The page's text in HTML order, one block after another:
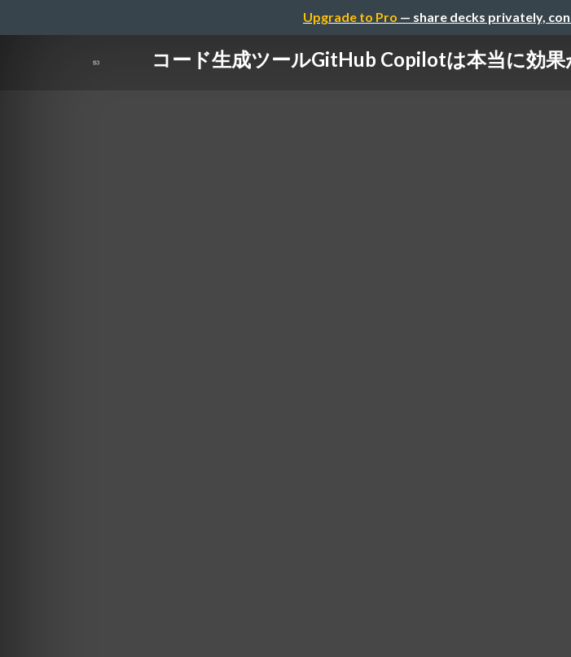
Upgrade to Pro — share decks privately,
コード生成ツールGitHub Copilotは本当に効